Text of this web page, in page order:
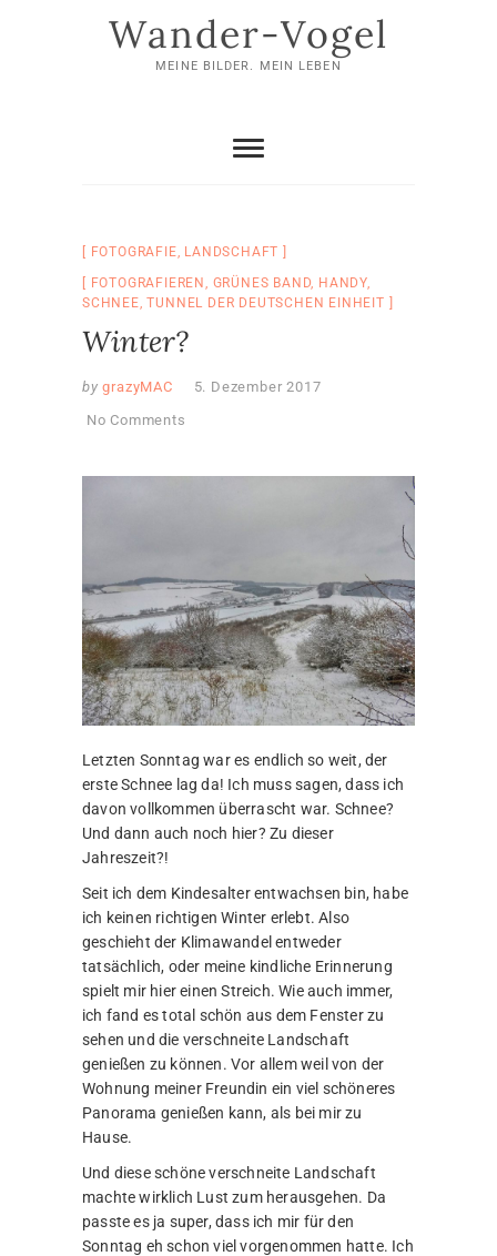
Wander-Vogel
MEINE BILDER. MEIN LEBEN
FOTOGRAFIE, LANDSCHAFT
FOTOGRAFIEREN, GRÜNES BAND, HANDY,
SCHNEE,TUNNEL DER DEUTSCHEN EINHEIT
Winter?
by grazyMAC
5. Dezember 2017
No Comments
Letzten Sonntag war es endlich so weit, der
erste Schnee lag da! Ich muss sagen, dass ich
davon vollkommen überrascht war. Schnee?
Und dann auch noch hier? Zu dieser
Jahreszeit?!
Seit ich dem Kindesalter entwachsen bin, habe
ich keinen richtigen Winter erlebt. Also
geschieht der Klimawandel entweder
tatsächlich, oder meine kindliche Erinnerung
spielt mir hier einen Streich. Wie auch immer,
ich fand es total schön aus dem Fenster zu
sehen und die verschneite Landschaft
genießen zu können. Vor allem weil von der
Wohnung meiner Freundin ein viel schöneres
Panorama genießen kann, als bei mir zu
Hause.
Und diese schöne verschneite Landschaft
machte wirklich Lust zum herausgehen. Da
passte es ja super, dass ich mir für den
Sonntag eh schon viel vorgenommen hatte. Ich